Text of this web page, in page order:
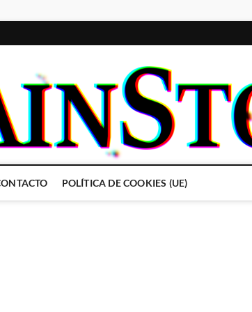
POLÍTICA DE COOKIES (UE)